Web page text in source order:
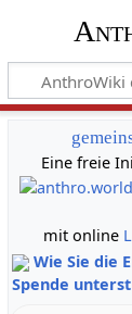
Eine freie
mit online
Wie Sie die
Spende